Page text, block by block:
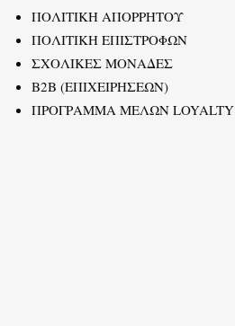
ΠΟΛΙΤΙΚΗ ΑΠΟΡΡΗΤΟΥ
ΠΟΛΙΤΙΚΗ ΕΠΙΣΤΡΟΦΩΝ
ΣΧΟΛΙΚΕΣ ΜΟΝΑΔΕΣ
B2B (ΕΠΙΧΕΙΡΗΣΕΩΝ)
ΠΡΟΓΡΑΜΜΑ ΜΕΛΩΝ LOYALTY